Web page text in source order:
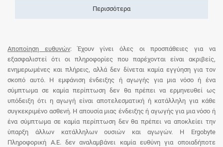
Περισσότερα
Αποποίηση ευθυνών: Έχουν γίνει όλες οι προσπάθειες για να
εξασφαλιστεί ότι οι πληροφορίες που παρέχονται είναι ακριβείς,
ενημερωμένες και πλήρεις, αλλά δεν δίνεται καμία εγγύηση για τον
σκοπό αυτό. Η εμφάνιση ένδειξης ή αγωγής για μια νόσο ή ένα
σύμπτωμα σε καμία περίπτωση δεν θα πρέπει να ερμηνευθεί ως
υπόδειξη ότι η αγωγή είναι αποτελεσματική ή κατάλληλη για κάθε
συγκεκριμένο ασθενή. Η απουσία μιας ένδειξης ή αγωγής για μια νόσο ή
ένα σύμπτωμα σε καμία περίπτωση δεν θα πρέπει να αποκλείει την
ύπαρξη άλλων κατάλληλων ουσιών και αγωγών. Η Ergobyte
Πληροφορική Α.Ε. δεν αναλαμβάνει καμία ευθύνη για οποιαδήποτε